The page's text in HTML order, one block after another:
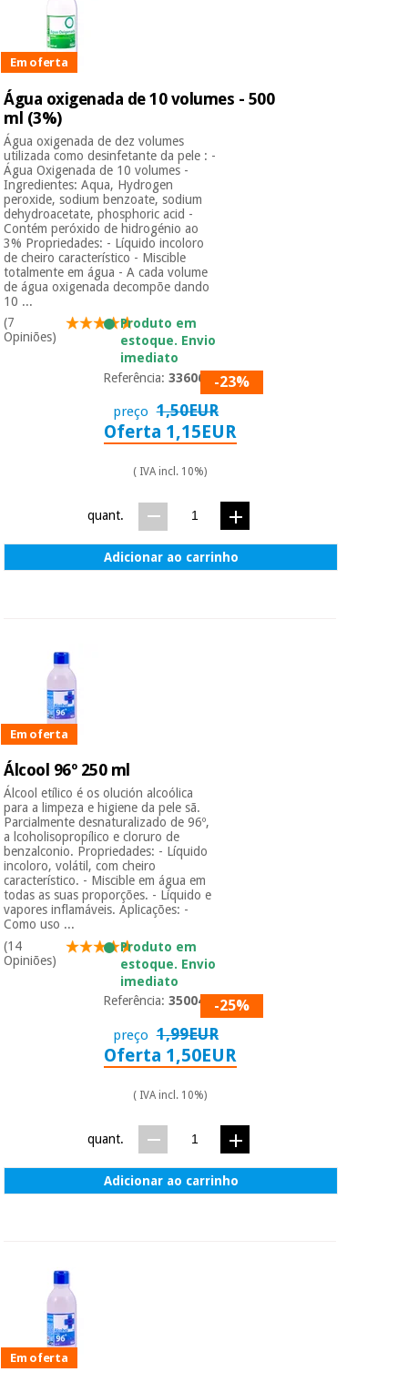
Em oferta
Água oxigenada de 10 volumes - 500
ml (3%)
Água oxigenada de dez volumes
utilizada como desinfetante da pele : -
Água Oxigenada de 10 volumes -
Ingredientes: Aqua, Hydrogen
peroxide, sodium benzoate, sodium
dehydroacetate, phosphoric acid -
Contém peróxido de hidrogénio ao
3% Propriedades: - Líquido incoloro
de cheiro característico - Miscible
totalmente em água - A cada volume
de água oxigenada decompõe dando
10 ...
(7
Opiniões)
Produto em
estoque. Envio
imediato
Referência:3360601-23%
preço 1,50EUR
Oferta 1,15EUR
( IVA incl. 10%)
quant.
Adicionar ao carrinho
Em oferta
Álcool 96º 250 ml
Álcool etílico é os olución alcoólica
para a limpeza e higiene da pele sã.
Parcialmente desnaturalizado de 96º,
a lcoholisopropílico e cloruro de
benzalconio. Propriedades: - Líquido
incoloro, volátil, com cheiro
característico. - Miscible em água em
todas as suas proporções. - Líquido e
vapores inflamáveis. Aplicações: -
Como uso ...
(14
Opiniões)
Produto em
estoque. Envio
imediato
Referência:3500401-25%
preço 1,99EUR
Oferta 1,50EUR
( IVA incl. 10%)
quant.
Adicionar ao carrinho
Em oferta